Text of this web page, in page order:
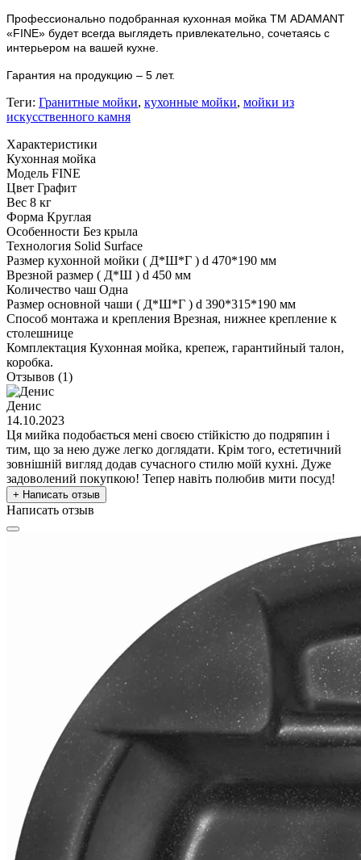
Профессионально подобранная кухонная мойка ТМ ADAMANT
«FINE» будет всегда выглядеть привлекательно, сочетаясь с
интерьером на вашей кухне.
Гарантия на продукцию – 5 лет.
Теги: Гранитные мойки, кухонные мойки, мойки из
искусственного камня
Характеристики
Кухонная мойка
Модель FINE
Цвет Графит
Вес 8 кг
Форма Круглая
Особенности Без крыла
Технология Solid Surface
Размер кухонной мойки ( Д*Ш*Г ) d 470*190 мм
Врезной размер ( Д*Ш ) d 450 мм
Количество чаш Одна
Размер основной чаши ( Д*Ш*Г ) d 390*315*190 мм
Способ монтажа и крепления Врезная, нижнее крепление к
столешнице
Комплектация Кухонная мойка, крепеж, гарантийный талон,
коробка.
Отзывов (1)
Денис
14.10.2023
Ця мийка подобається мені своєю стійкістю до подряпин і
тим, що за нею дуже легко доглядати. Крім того, естетичний
зовнішній вигляд додав сучасного стилю моїй кухні. Дуже
задоволений покупкою! Тепер навіть полюбив мити посуд!
+ Написать отзыв
Написать отзыв